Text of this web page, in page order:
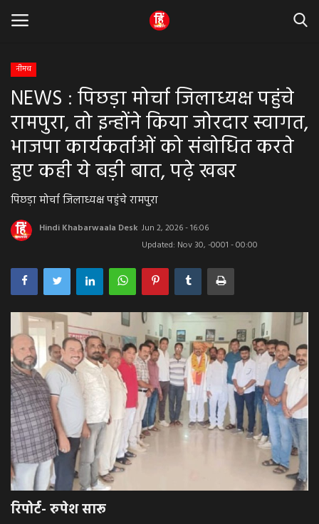
Home
धर्म & ज्योतिष
बड़ी खबर
मध्यप्रदेश
राजस्थान
व्यापार व्यवसाय
राजनीती
अपराध
मनोरंजन
खेल
एजुकेशन & करियर
हेल्थ & लाइफ स्टाइल
नीमच
NEWS : पिछड़ा मोर्चा जिलाध्यक्ष पहुंचे
रामपुरा, तो इन्होंने किया जोरदार स्वागत,
भाजपा कार्यकर्ताओं को संबोधित करते
हुए कही ये बड़ी बात, पढ़े खबर
पिछड़ा मोर्चा जिलाध्यक्ष पहुंचे रामपुरा
Hindi Khabarwaala Desk Jun 2, 2026 - 16:06
Updated: Nov 30, -0001 - 00:00
रिपोर्ट- रुपेश सारू